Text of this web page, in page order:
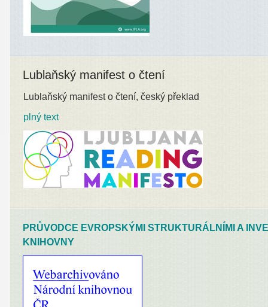
Lublaňský manifest o čtení
Lublaňský manifest o čtení, český překlad
plný text
PRŮVODCE EVROPSKÝMI STRUKTURÁLNÍMI A
KNIHOVNY